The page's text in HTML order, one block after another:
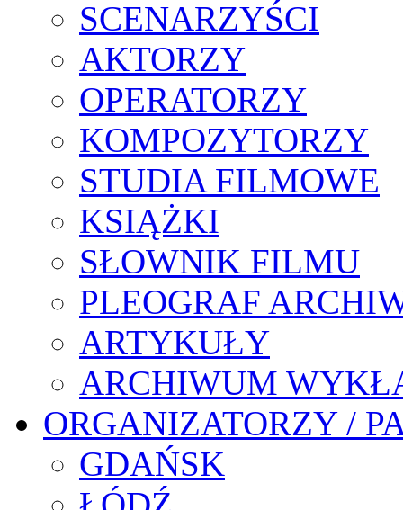
SCENARZYŚCI
AKTORZY
OPERATORZY
KOMPOZYTORZY
STUDIA FILMOWE
KSIĄŻKI
SŁOWNIK FILMU
PLEOGRAF
ARTYKUŁY
ARCHIWUM
ORGANIZATORZY /
GDAŃSK